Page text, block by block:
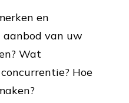
en
aanbod van uw
Wat
Hoe